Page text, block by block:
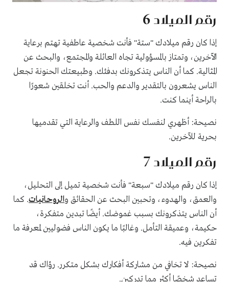
رقم الميلاد 6
إذا كان رقم ميلادك "ستة" فأنت شخصية عاطفية تهتم برعاية
الآخرين، وتمتاز بالمسؤولية تجاه العائلة والمجتمع، والبحث عن
المثالية. كما أن الناس يتذكرونك بدفئك. وطبيعتك الحنونة تجعل
الناس يشعرون بالتقدير والدعم والحب. أنت تخلقين شعورًا
بالراحة أينما كنت.
نصيحة: أظهري لنفسك نفس اللطف والرعاية التي تقدميها
بحرية للآخرين.
رقم الميلاد 7
إذا كان رقم ميلادك "سبعة" فأنت شخصية تميل إلى التحليل،
والعمق، والهدوء، وتحبين البحث عن الحقائق والروحانيات. كما
أن الناس يتذكرونك بسبب غموضك. أيضًا تبدين متفكرة،
حكيمة، وعميقة التأمل. وغالبًا ما يكون الناس فضوليين لمعرفة ما
تفكرين فيه.
نصيحة: لا تخافي من مشاركة أفكارك بشكل متكرر. رؤاك قد
تساعد شخصًا أكثر مما تدركين.